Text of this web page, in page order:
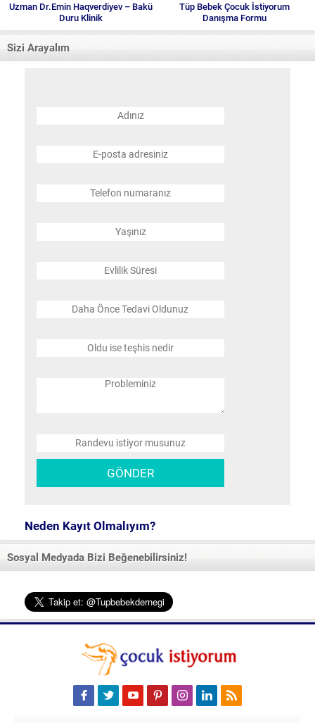
Uzman Dr.Emin Haqverdiyev – Bakü
Duru Klinik
Tüp Bebek Çocuk İstiyorum
Danışma Formu
Sizi Arayalım
Neden Kayıt Olmalıyım?
Sosyal Medyada Bizi Beğenebilirsiniz!